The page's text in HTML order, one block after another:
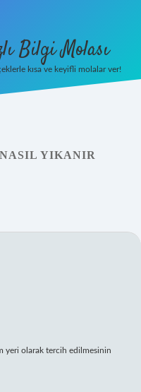
Bilgi Molası
kısa ve keyifli molalar ver!
YIKANIR
yeri olarak tercih edilmesinin